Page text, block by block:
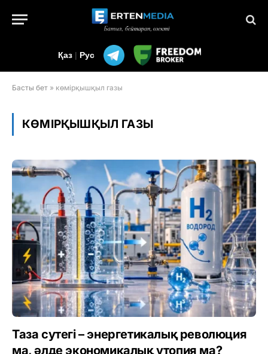
Қаз | Рус
Басты бет » көмірқышқыл газы
КӨМІРҚЫШҚЫЛ ГАЗЫ
Таза сутегі – энергетикалық революция
ма, әлде экономикалық утопия ма?